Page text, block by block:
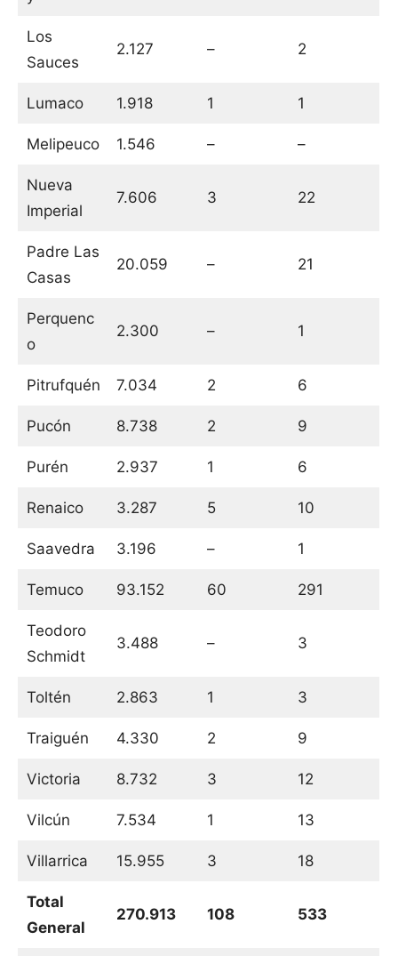
Los
Sauces
2.127 – 2
Lumaco 1.918 1 1
Melipeuco 1.546 – –
Nueva
Imperial
7.606 3 22
Padre Las
Casas
20.059 – 21
Perquenc
o
2.300 – 1
Pitrufquén 7.034 2 6
Pucón 8.738 2 9
Purén 2.937 1 6
Renaico 3.287 5 10
Saavedra 3.196 – 1
Temuco 93.152 60 291
Teodoro
Schmidt
3.488 – 3
Toltén 2.863 1 3
Traiguén 4.330 2 9
Victoria 8.732 3 12
Vilcún 7.534 1 13
Villarrica 15.955 3 18
Total
General
270.913 108 533